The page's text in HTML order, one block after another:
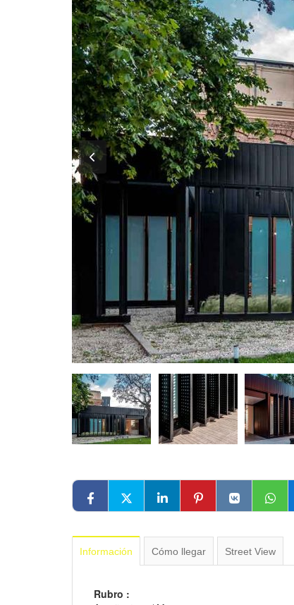
Información Cómo llegar Street View
Rubro :